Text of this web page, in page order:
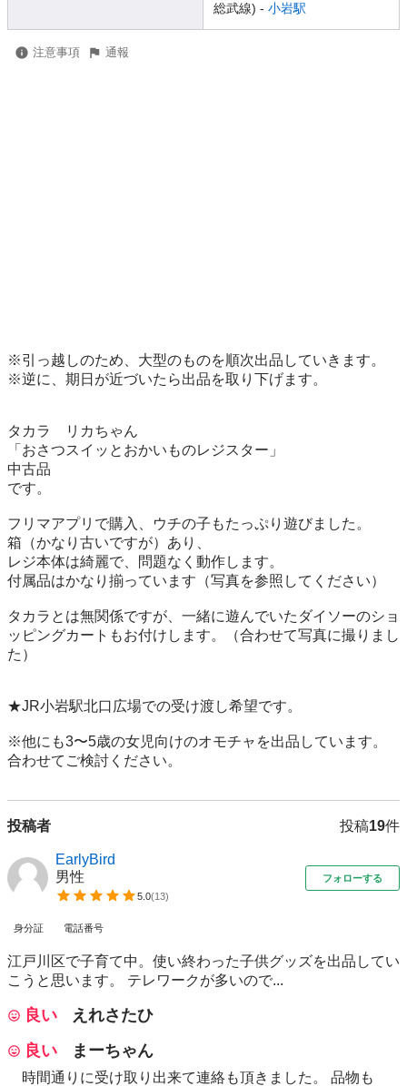
総武線) - 小岩駅
注意事項 通報
※引っ越しのため、大型のものを順次出品していきます。
※逆に、期日が近づいたら出品を取り下げます。
タカラ　リカちゃん
「おさつスイッとおかいものレジスター」
中古品
です。
フリマアプリで購入、ウチの子もたっぷり遊びました。
箱（かなり古いですが）あり、
レジ本体は綺麗で、問題なく動作します。
付属品はかなり揃っています（写真を参照してください）
タカラとは無関係ですが、一緒に遊んでいたダイソーのショ
ッピングカートもお付けします。（合わせて写真に撮りまし
た）
★JR小岩駅北口広場での受け渡し希望です。
※他にも3〜5歳の女児向けのオモチャを出品しています。
合わせてご検討ください。
投稿者 投稿19件
EarlyBird
男性
5.0(13)
フォローする
身分証 電話番号
江戸川区で子育て中。使い終わった子供グッズを出品してい
こうと思います。 テレワークが多いので...
良い
えれさたひ
良い
まーちゃん
時間通りに受け取り出来て連絡も頂きました。 品物も